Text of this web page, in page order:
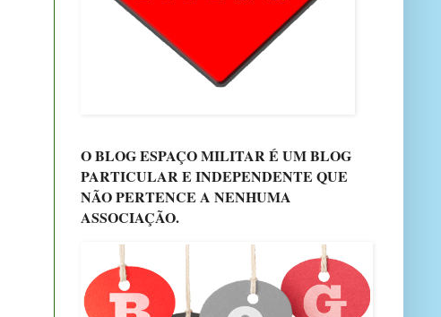
O BLOG ESPAÇO MILITAR É UM BLOG
PARTICULAR E INDEPENDENTE QUE
NÃO PERTENCE A NENHUMA
ASSOCIAÇÃO.